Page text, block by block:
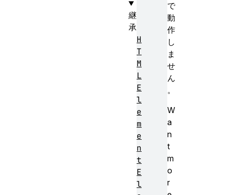
で
動
作
し
ま
せ
ん
。
W
a
n
t
m
o
r
継
承
H
T
M
L
E
l
e
m
e
n
t
E
l